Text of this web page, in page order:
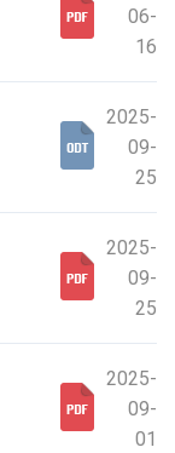
06-
16
2025-
09-
25
2025-
09-
25
2025-
09-
01